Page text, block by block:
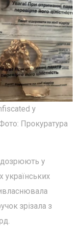
у
Прокуратура
у
українських
зрізала з